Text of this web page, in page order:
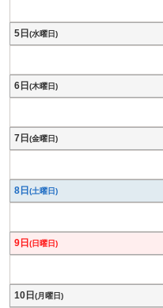
5日 (水曜日)
6日 (木曜日)
7日 (金曜日)
8日 (土曜日)
9日 (日曜日)
10日 (月曜日)